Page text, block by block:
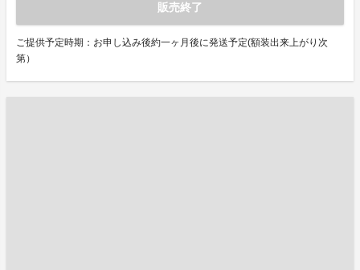
販売終了
ご提供予定時期：お申し込み後約一ヶ月後に発送予定(額装出来上がり次
第）